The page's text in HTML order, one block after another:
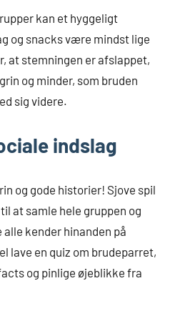
kan et hyggeligt
og snacks være mindst lige
at stemningen er afslappet,
og minder, som bruden
sig videre.
indslag
og gode historier! Sjove spil
at samle hele gruppen og
kender hinanden på
lave en quiz om brudeparret,
og pinlige øjeblikke fra